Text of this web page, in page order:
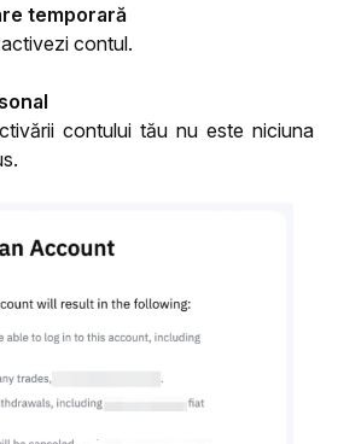
temporară
contul.
contului tău nu este niciuna